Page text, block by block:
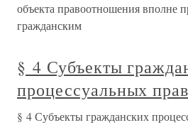
объекта правоотношения вполне
гражданским
§ 4 Субъекты
процессуальных
§ 4 Субъекты гражданских